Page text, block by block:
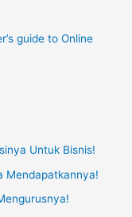
guide to Online
Untuk Bisnis!
Mendapatkannya!